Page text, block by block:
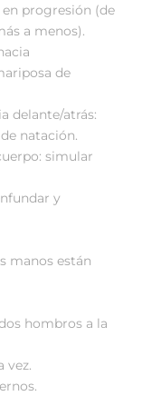
progresión (de
a menos).
de
delante/atrás:
natación.
simular
y
manos están
hombros a la
vez.